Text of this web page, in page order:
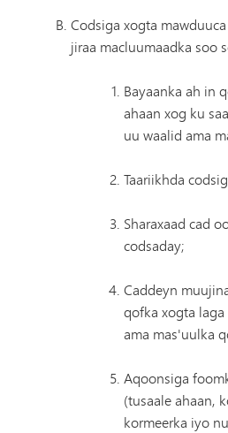
Codsiga xogta
jiraa macluumaadka soo
Bayaanka ah in
ahaan xog ku
uu waalid ama
Taariikhda
Sharaxaad cad
codsaday;
Caddeyn
qofka xogta
ama mas'uulka
Aqoonsiga
(tusaale ahaan,
kormeerka iyo